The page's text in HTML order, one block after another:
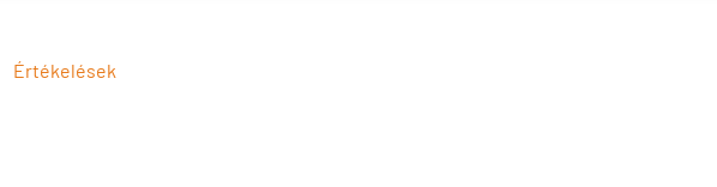
Értékelések